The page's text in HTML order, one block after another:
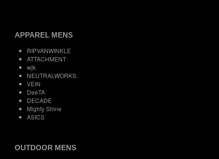
APPAREL MENS
RIPVANWINKLE
ATTACHMENT
wjk
NEUTRALWORKS.
VEIN
DeeTA
DECADE
Mighty Shine
ASICS
OUTDOOR MENS